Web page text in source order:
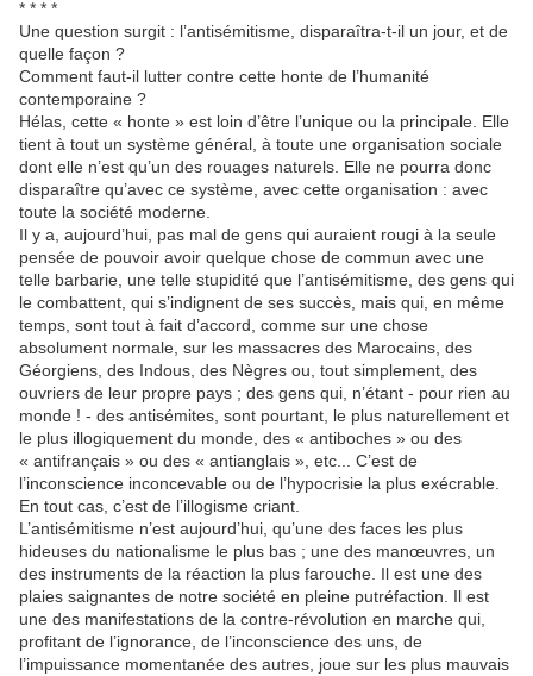
* * * *
Une question surgit : l’antisémitisme, disparaîtra-t-il un jour, et de
quelle façon ?
Comment faut-il lutter contre cette honte de l’humanité
contemporaine ?
Hélas, cette « honte » est loin d’être l’unique ou la principale. Elle
tient à tout un système général, à toute une organisation sociale
dont elle n’est qu’un des rouages naturels. Elle ne pourra donc
disparaître qu’avec ce système, avec cette organisation : avec
toute la société moderne.
Il y a, aujourd’hui, pas mal de gens qui auraient rougi à la seule
pensée de pouvoir avoir quelque chose de commun avec une
telle barbarie, une telle stupidité que l’antisémitisme, des gens qui
le combattent, qui s’indignent de ses succès, mais qui, en même
temps, sont tout à fait d’accord, comme sur une chose
absolument normale, sur les massacres des Marocains, des
Géorgiens, des Indous, des Nègres ou, tout simplement, des
ouvriers de leur propre pays ; des gens qui, n’étant - pour rien au
monde ! - des antisémites, sont pourtant, le plus naturellement et
le plus illogiquement du monde, des « antiboches » ou des
« antifrançais » ou des « antianglais », etc... C’est de
l’inconscience inconcevable ou de l’hypocrisie la plus exécrable.
En tout cas, c’est de l’illogisme criant.
L’antisémitisme n’est aujourd’hui, qu’une des faces les plus
hideuses du nationalisme le plus bas ; une des manœuvres, un
des instruments de la réaction la plus farouche. Il est une des
plaies saignantes de notre société en pleine putréfaction. Il est
une des manifestations de la contre-révolution en marche qui,
profitant de l’ignorance, de l’inconscience des uns, de
l’impuissance momentanée des autres, joue sur les plus mauvais